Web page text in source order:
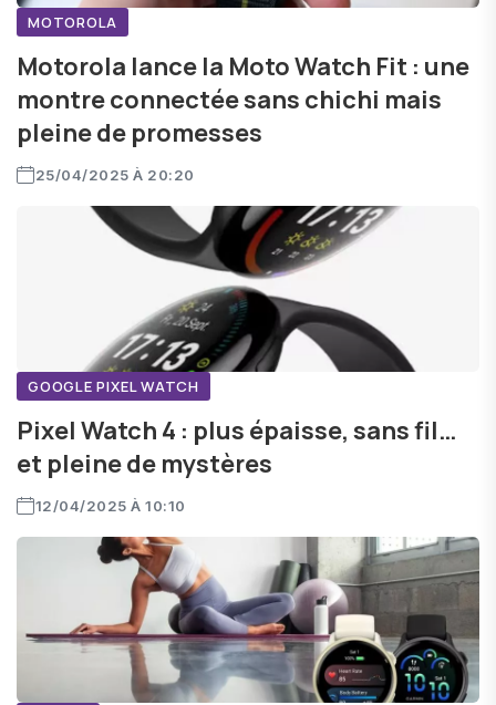
MOTOROLA
Motorola lance la Moto Watch Fit : une
montre connectée sans chichi mais
pleine de promesses
25/04/2025 À 20:20
GOOGLE PIXEL WATCH
Pixel Watch 4 : plus épaisse, sans fil…
et pleine de mystères
12/04/2025 À 10:10